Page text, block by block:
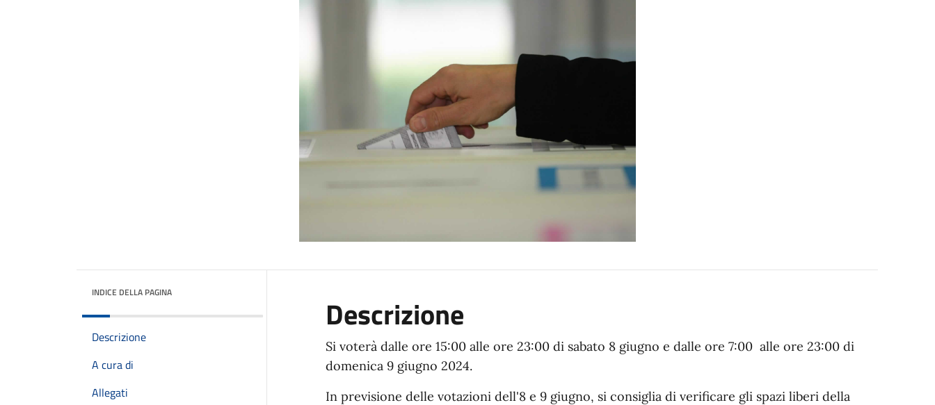
INDICE DELLA PAGINA
Descrizione
A cura di
Allegati
Descrizione
Si voterà dalle ore 15:00 alle ore 23:00 di sabato 8 giugno e dalle ore 7:00 alle ore 23:00 di
domenica 9 giugno 2024.
In previsione delle votazioni dell'8 e 9 giugno, si consiglia di verificare gli spazi liberi della